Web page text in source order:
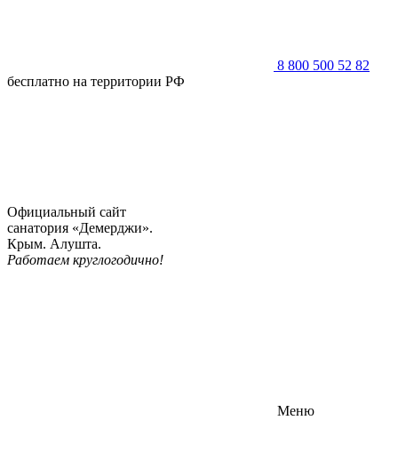
8 800 500 52 82
бесплатно на территории РФ
Официальный сайт
санатория «Демерджи».
Крым. Алушта.
Работаем круглогодично!
Меню